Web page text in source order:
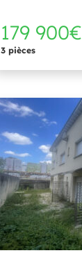
179 900€
3 pièces